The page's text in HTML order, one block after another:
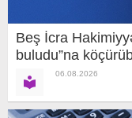
Beş İcra
buludu”na
06.08.2026